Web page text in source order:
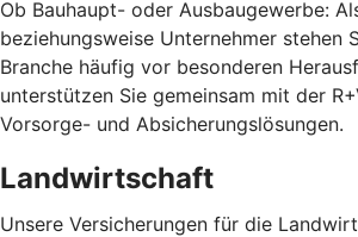
Ob Bauhaupt- oder Ausbaugewerbe:
beziehungsweise Unternehmer stehen
Branche häufig vor besonderen
unterstützen Sie gemeinsam mit der
Vorsorge- und Absicherungslösungen.
Landwirtschaft
Unsere Versicherungen für die